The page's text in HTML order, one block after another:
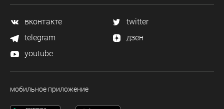
вконтакте
twitter
telegram
дзен
youtube
мобильное приложение